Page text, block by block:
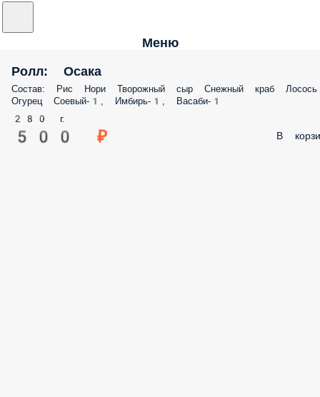
Меню
Ролл: Осака
Состав: Рис Нори Творожный сыр Снежный краб Лосось
Огурец Соевый-1, Имбирь-1, Васаби-1
280 г.
500 ₽ В